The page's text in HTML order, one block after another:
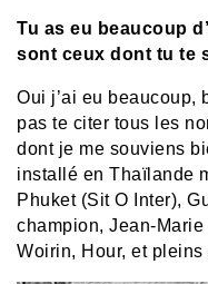
Tu as eu beaucoup
sont ceux dont tu te
Oui j’ai eu beaucoup,
pas te citer tous les
dont je me souviens
installé en Thaïlande
Phuket (Sit O Inter),
champion, Jean-
Woirin, Hour, et pleins